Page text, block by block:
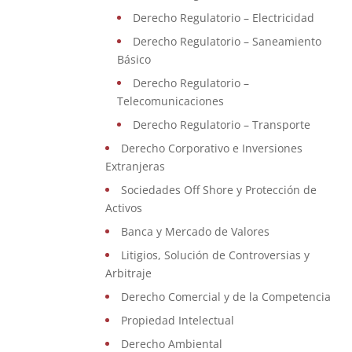
Derecho Regulatorio – Electricidad
Derecho Regulatorio – Saneamiento
Básico
Derecho Regulatorio –
Telecomunicaciones
Derecho Regulatorio – Transporte
Derecho Corporativo e Inversiones
Extranjeras
Sociedades Off Shore y Protección de
Activos
Banca y Mercado de Valores
Litigios, Solución de Controversias y
Arbitraje
Derecho Comercial y de la Competencia
Propiedad Intelectual
Derecho Ambiental